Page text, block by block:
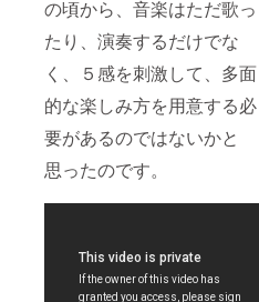
の頃から、音楽はただ歌っ
たり、演奏するだけでな
く、５感を刺激して、多面
的な楽しみ方を用意する必
要があるのではないかと
思ったのです。